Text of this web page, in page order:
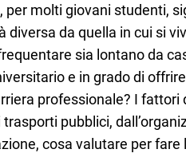
, per molti giovani studenti,
diversa da quella in cui si
sia lontano da
e in grado di
professionale? I fattori
pubblici,
cosa valutare per fare